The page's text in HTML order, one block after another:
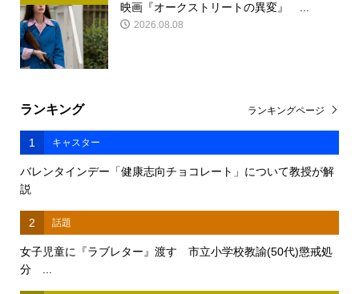
映画『オークストリートの異変』 ...
2026.08.08
ランキング
1 キャスター
バレンタインデー「健康志向チョコレート」について教授が解
説
2 話題
女子児童に『ラブレター』渡す 市立小学校教諭(50代)懲戒処
分 ...
ランキングページ